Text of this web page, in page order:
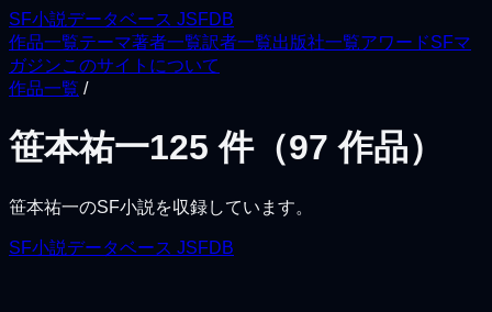
SF小説データベース JSFDB
作品一覧テーマ著者一覧訳者一覧出版社一覧アワードSFマ
ガジンこのサイトについて
作品一覧 /
笹本祐一125 件（97 作品）
笹本祐一のSF小説を収録しています。
SF小説データベース JSFDB